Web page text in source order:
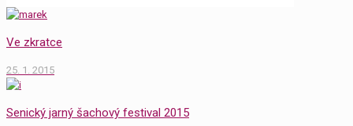
Ve zkratce
25. 1. 2015
Senický jarný šachový festival 2015